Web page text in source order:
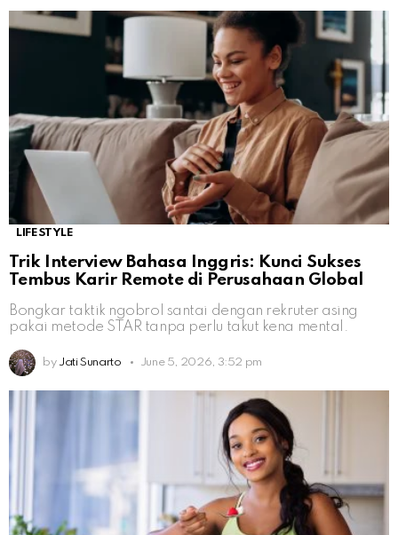
LIFESTYLE
Trik Interview Bahasa Inggris: Kunci Sukses
Tembus Karir Remote di Perusahaan Global
Bongkar taktik ngobrol santai dengan rekruter asing
pakai metode STAR tanpa perlu takut kena mental.
by Jati Sunarto June 5, 2026, 3:52 pm